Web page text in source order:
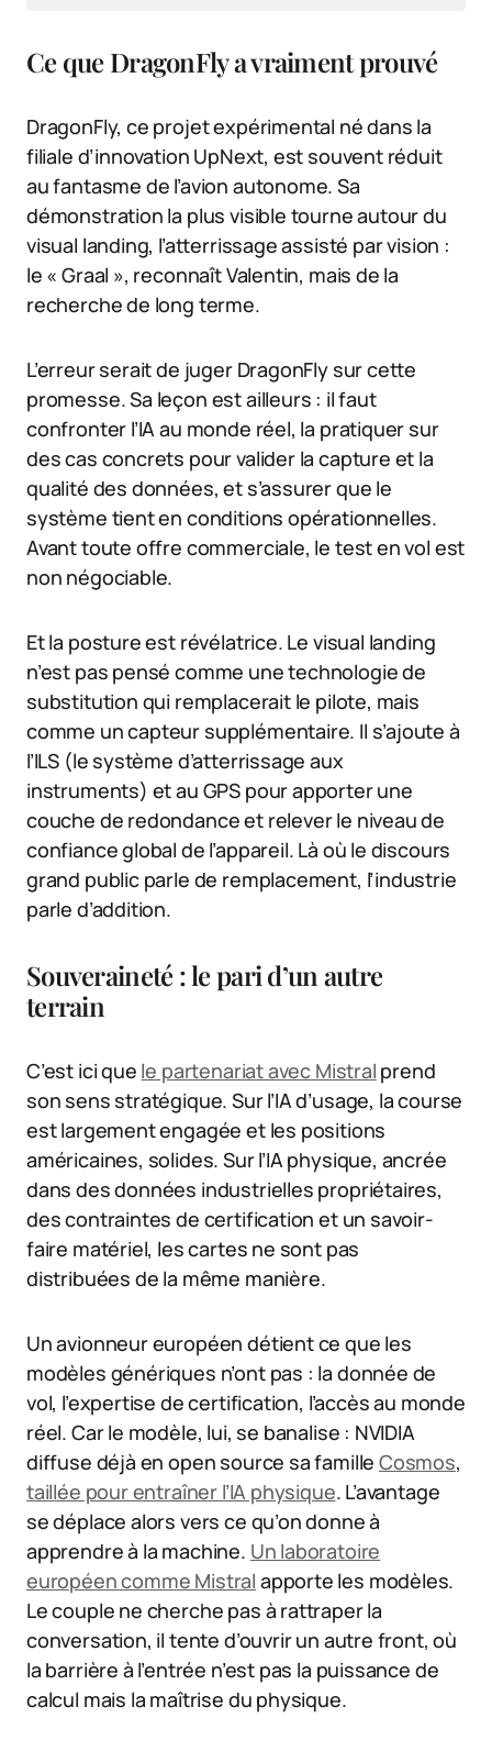
Ce que DragonFly a vraiment prouvé
DragonFly, ce projet expérimental né dans la
filiale d’innovation UpNext, est souvent réduit
au fantasme de l’avion autonome. Sa
démonstration la plus visible tourne autour du
visual landing, l’atterrissage assisté par vision :
le « Graal », reconnaît Valentin, mais de la
recherche de long terme.
L’erreur serait de juger DragonFly sur cette
promesse. Sa leçon est ailleurs : il faut
confronter l’IA au monde réel, la pratiquer sur
des cas concrets pour valider la capture et la
qualité des données, et s’assurer que le
système tient en conditions opérationnelles.
Avant toute offre commerciale, le test en vol est
non négociable.
Et la posture est révélatrice. Le visual landing
n’est pas pensé comme une technologie de
substitution qui remplacerait le pilote, mais
comme un capteur supplémentaire. Il s’ajoute à
l’ILS (le système d’atterrissage aux
instruments) et au GPS pour apporter une
couche de redondance et relever le niveau de
confiance global de l’appareil. Là où le discours
grand public parle de remplacement, l’industrie
parle d’addition.
Souveraineté : le pari d’un autre
terrain
C’est ici que le partenariat avec Mistral prend
son sens stratégique. Sur l’IA d’usage, la course
est largement engagée et les positions
américaines, solides. Sur l’IA physique, ancrée
dans des données industrielles propriétaires,
des contraintes de certification et un savoir-
faire matériel, les cartes ne sont pas
distribuées de la même manière.
Un avionneur européen détient ce que les
modèles génériques n’ont pas : la donnée de
vol, l’expertise de certification, l’accès au monde
réel. Car le modèle, lui, se banalise : NVIDIA
diffuse déjà en open source sa famille Cosmos,
taillée pour entraîner l’IA physique. L’avantage
se déplace alors vers ce qu’on donne à
apprendre à la machine. Un laboratoire
européen comme Mistral apporte les modèles.
Le couple ne cherche pas à rattraper la
conversation, il tente d’ouvrir un autre front, où
la barrière à l’entrée n’est pas la puissance de
calcul mais la maîtrise du physique.